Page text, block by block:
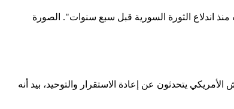
اندلاع الثورة السورية قبل سبع سنوات". الصورة
يتحدثون عن إعادة الاستقرار والتوحيد، بيد أنه